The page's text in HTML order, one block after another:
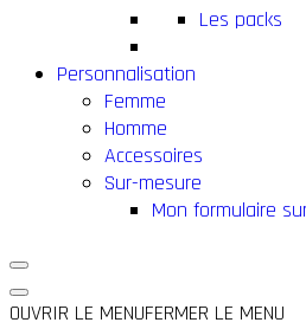
Les packs
Personnalisation
Femme
Homme
Accessoires
Sur-mesure
Mon formulaire
OUVRIR LE MENUFERMER LE MENU